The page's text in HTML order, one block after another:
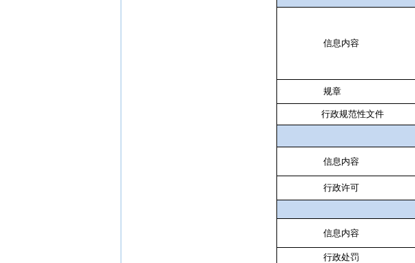
信息内容
规章
行政规范性文件
信息内容
行政许可
信息内容
行政处罚